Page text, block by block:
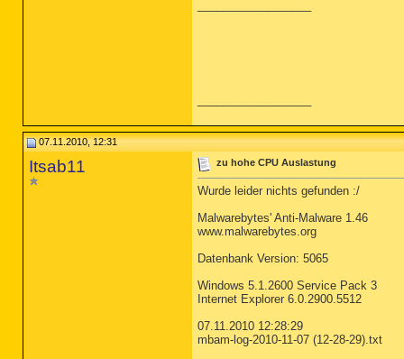
07.11.2010, 12:31
Itsab11 zu hohe CPU Auslastung
Wurde leider nichts gefunden :/
Malwarebytes' Anti-Malware 1.46
www.malwarebytes.org
Datenbank Version: 5065
Windows 5.1.2600 Service Pack 3
Internet Explorer 6.0.2900.5512
07.11.2010 12:28:29
mbam-log-2010-11-07 (12-28-29).txt